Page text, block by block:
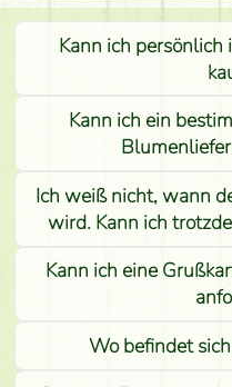
Kann ich
Kann ich ein
Ich weiß nicht, wann
wird. Kann ich
Kann ich eine
Wo befindet